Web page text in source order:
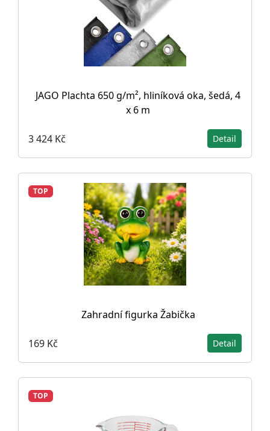
JAGO Plachta 650 g/m², hliníková oka, šedá, 4
x 6 m
3 424 Kč Detail
TOP
Zahradní figurka Žabička
169 Kč Detail
TOP